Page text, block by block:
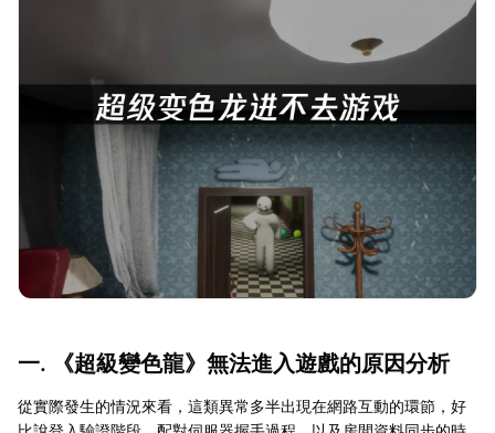
一. 《超級變色龍》無法進入遊戲的原因分析
從實際發生的情況來看，這類異常多半出現在網路互動的環節，好